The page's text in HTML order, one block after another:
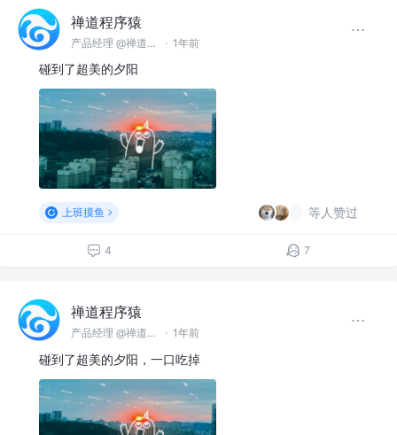
禅道程序猿
产品经理 @禅道软件（青岛）有限公司 · 1年前
碰到了超美的夕阳
上班摸鱼 等人赞过
4 7
禅道程序猿
产品经理 @禅道软件（青岛）有限公司 · 1年前
碰到了超美的夕阳，一口吃掉